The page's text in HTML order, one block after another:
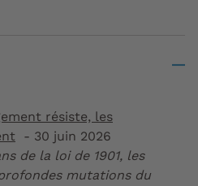
résiste, les
- 30 juin 2026
de la loi de 1901, les
mutations du